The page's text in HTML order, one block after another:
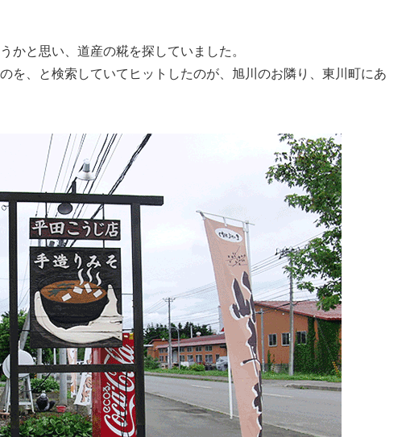
かと思い、道産の糀を探していました。
を、と検索していてヒットしたのが、旭川のお隣り、東川町にあ